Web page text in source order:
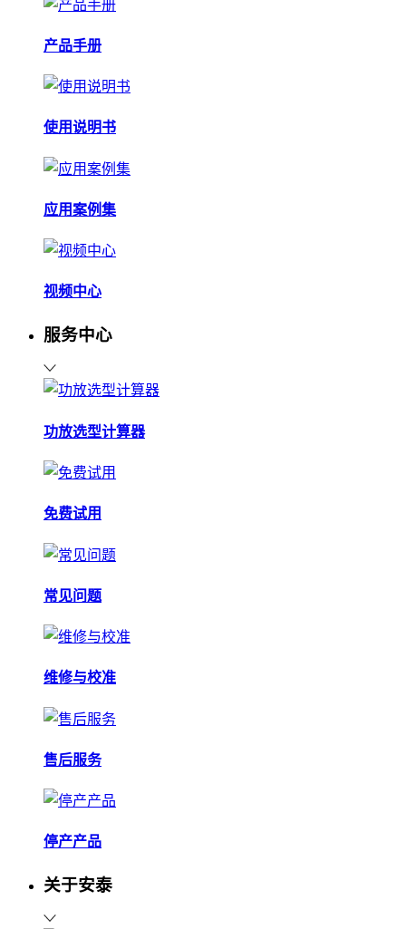
产品手册
使用说明书
应用案例集
视频中心
服务中心
功放选型计算器
免费试用
常见问题
维修与校准
售后服务
停产产品
关于安泰